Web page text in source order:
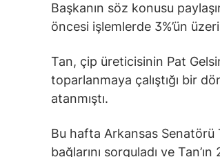
Başkanın söz konusu
öncesi işlemlerde 3%’ün
Tan, çip üreticisinin Pat
toparlanmaya çalıştığı bir
atanmıştı.
Bu hafta Arkansas Senatörü
bağlarını sorguladı ve